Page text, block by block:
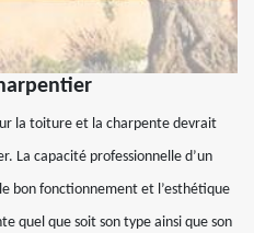
la toiture et la charpente devrait
La capacité professionnelle d’un
bon fonctionnement et l’esthétique
quel que soit son type ainsi que son